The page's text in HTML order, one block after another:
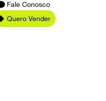
Fale Conosco
Quero Vender